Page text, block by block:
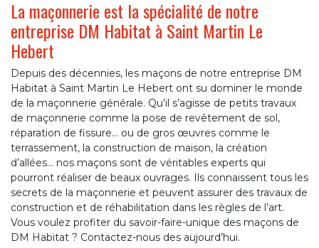
La maçonnerie est la spécialité de notre
entreprise DM Habitat à Saint Martin Le
Hebert
Depuis des décennies, les maçons de notre entreprise DM
Habitat à Saint Martin Le Hebert ont su dominer le monde
de la maçonnerie générale. Qu’il s’agisse de petits travaux
de maçonnerie comme la pose de revêtement de sol,
réparation de fissure… ou de gros œuvres comme le
terrassement, la construction de maison, la création
d’allées… nos maçons sont de véritables experts qui
pourront réaliser de beaux ouvrages. Ils connaissent tous les
secrets de la maçonnerie et peuvent assurer des travaux de
construction et de réhabilitation dans les règles de l’art.
Vous voulez profiter du savoir-faire-unique des maçons de
DM Habitat ? Contactez-nous des aujourd’hui.